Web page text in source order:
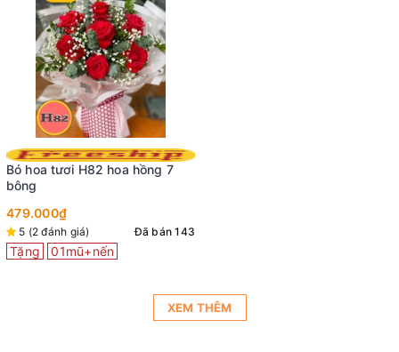
Bó hoa tươi H82 hoa hồng 7
bông
479.000₫
5 (2 đánh giá) Đã bán 143
Tặng 01mũ+nến
XEM THÊM